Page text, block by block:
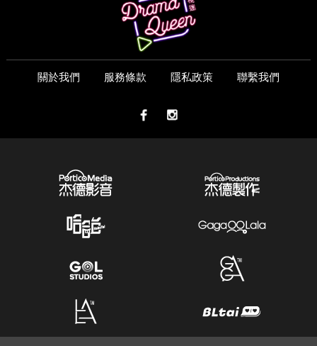
關於我們 服務條款 隱私政策 聯繫我們